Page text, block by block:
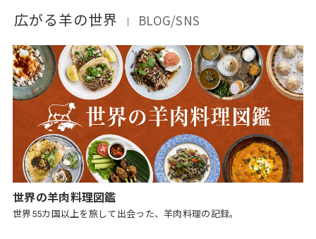
広がる羊の世界 BLOG/SNS
世界の羊肉料理図鑑
世界55カ国以上を旅して出会った、羊肉料理の記録。